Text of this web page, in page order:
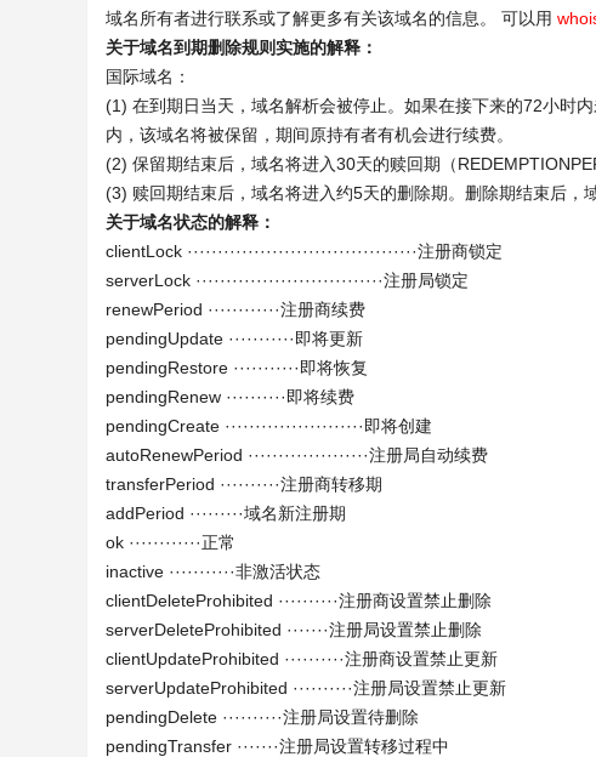
域名所有者进行联系或了解更多有关该域名的信息。 可以用
关于域名到期删除规则实施的解释：
国际域名：
(1) 在到期日当天，域名解析会被停止。如果在接下来的72小时
内，该域名将被保留，期间原持有者有机会进行续费。
(2) 保留期结束后，域名将进入30天的赎回期（
(3) 赎回期结束后，域名将进入约5天的删除期。删除期结束后，
关于域名状态的解释：
clientLock ······································注册商锁定
serverLock ·······························注册局锁定
renewPeriod ············注册商续费
pendingUpdate ···········即将更新
pendingRestore ···········即将恢复
pendingRenew ··········即将续费
pendingCreate ·······················即将创建
autoRenewPeriod ····················注册局自动续费
transferPeriod ··········注册商转移期
addPeriod ·········域名新注册期
ok ············正常
inactive ···········非激活状态
clientDeleteProhibited ··········注册商设置禁止删除
serverDeleteProhibited ·······注册局设置禁止删除
clientUpdateProhibited ··········注册商设置禁止更新
serverUpdateProhibited ··········注册局设置禁止更新
pendingDelete ··········注册局设置待删除
pendingTransfer ·······注册局设置转移过程中